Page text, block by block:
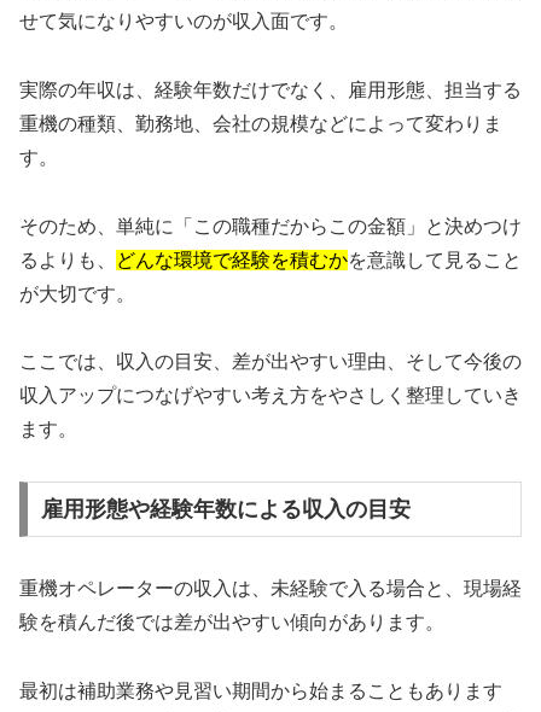
せて気になりやすいのが収入面です。
実際の年収は、経験年数だけでなく、雇用形態、担当する
重機の種類、勤務地、会社の規模などによって変わりま
す。
そのため、単純に「この職種だからこの金額」と決めつけ
るよりも、
どんな環境で経験を積むかを意識して見ること
が大切です。
ここでは、収入の目安、差が出やすい理由、そして今後の
収入アップにつなげやすい考え方をやさしく整理していき
ます。
雇用形態や経験年数による収入の目安
重機オペレーターの収入は、未経験で入る場合と、現場経
験を積んだ後では差が出やすい傾向があります。
最初は補助業務や見習い期間から始まることもあります